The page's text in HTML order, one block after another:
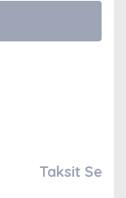
Taksit